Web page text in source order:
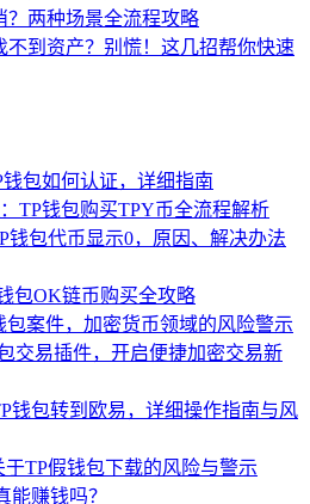
？两种场景全流程攻略
不到资产？别慌！这几招帮你快速
包如何认证，详细指南
TP钱包购买TPY币全流程解析
钱包代币显示0，原因、解决办法
包OK链币购买全攻略
包案件，加密货币领域的风险警示
交易插件，开启便捷加密交易新
钱包转到欧易，详细操作指南与风
TP假钱包下载的风险与警示
能赚钱吗？